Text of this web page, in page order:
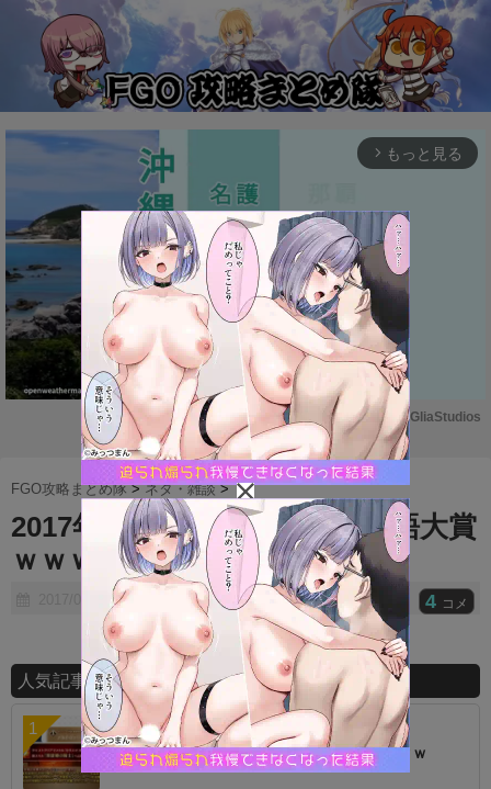
arrow_forward_ios もっと見る
M
u
t
e
Powered by GliaStudios
FGO攻略まとめ隊 >ネタ・雑談 >
2017年上半期のカルデア流行語大賞
ｗｗｗｗｗｗ
2017/07/07 4 コメ
人気記事ランキング
【話題】青王、強化されすぎだろｗｗｗｗｗｗ